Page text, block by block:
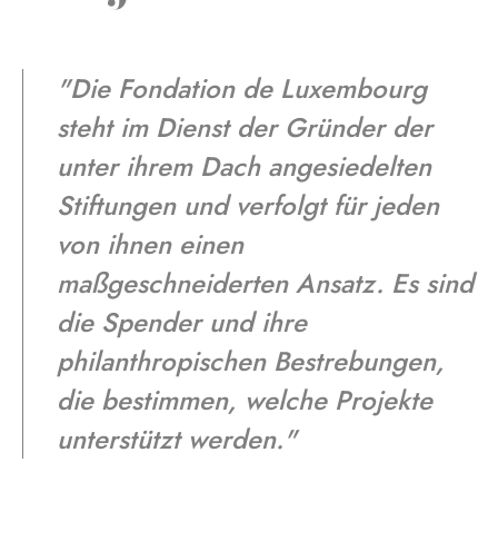
"Die Fondation de Luxembourg
steht im Dienst der Gründer der
unter ihrem Dach angesiedelten
Stiftungen und verfolgt für jeden
von ihnen einen
maßgeschneiderten Ansatz. Es sind
die Spender und ihre
philanthropischen Bestrebungen,
die bestimmen, welche Projekte
unterstützt werden."